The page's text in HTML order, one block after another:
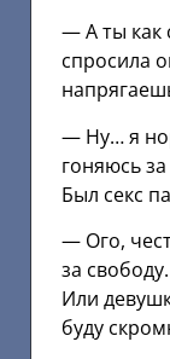
— А ты как
спросила
— Ну… я
гоняюсь
Был секс
— Ого,
за
Или
буду